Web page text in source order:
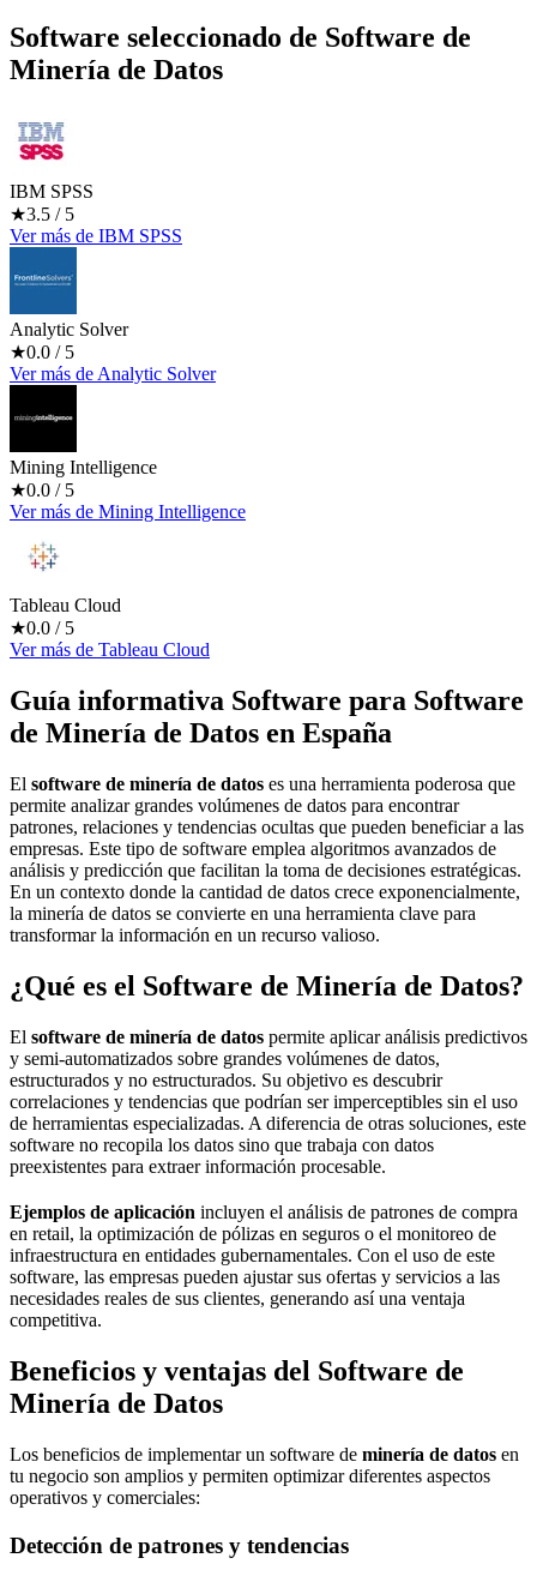
Software seleccionado de Software de
Minería de Datos
IBM SPSS
★3.5 / 5
Ver más de IBM SPSS
Analytic Solver
★0.0 / 5
Ver más deAnalytic Solver
Mining Intelligence
★0.0 / 5
Ver más de Mining Intelligence
Tableau Cloud
★0.0 / 5
Ver más de Tableau Cloud
Guía informativa Software para Software
de Minería de Datos en España
El software de minería de datos es una herramienta poderosa que
permite analizar grandes volúmenes de datos para encontrar
patrones, relaciones y tendencias ocultas que pueden beneficiar a las
empresas. Este tipo de software emplea algoritmos avanzados de
análisis y predicción que facilitan la toma de decisiones estratégicas.
En un contexto donde la cantidad de datos crece exponencialmente,
la minería de datos se convierte en una herramienta clave para
transformar la información en un recurso valioso.
¿Qué es el Software de Minería de Datos?
El software de minería de datos permite aplicar análisis predictivos
y semi-automatizados sobre grandes volúmenes de datos,
estructurados y no estructurados. Su objetivo es descubrir
correlaciones y tendencias que podrían ser imperceptibles sin el uso
de herramientas especializadas. A diferencia de otras soluciones, este
software no recopila los datos sino que trabaja con datos
preexistentes para extraer información procesable.
Ejemplos de aplicación incluyen el análisis de patrones de compra
en retail, la optimización de pólizas en seguros o el monitoreo de
infraestructura en entidades gubernamentales. Con el uso de este
software, las empresas pueden ajustar sus ofertas y servicios a las
necesidades reales de sus clientes, generando así una ventaja
competitiva.
Beneficios y ventajas del Software de
Minería de Datos
Los beneficios de implementar un software de minería de datos en
tu negocio son amplios y permiten optimizar diferentes aspectos
operativos y comerciales:
Detección de patrones y tendencias